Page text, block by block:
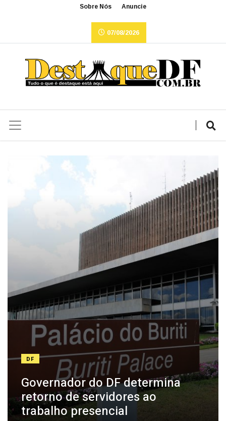
Sobre Nós Anuncie
07/08/2026
DF
Governador do DF determina
retorno de servidores ao
trabalho presencial